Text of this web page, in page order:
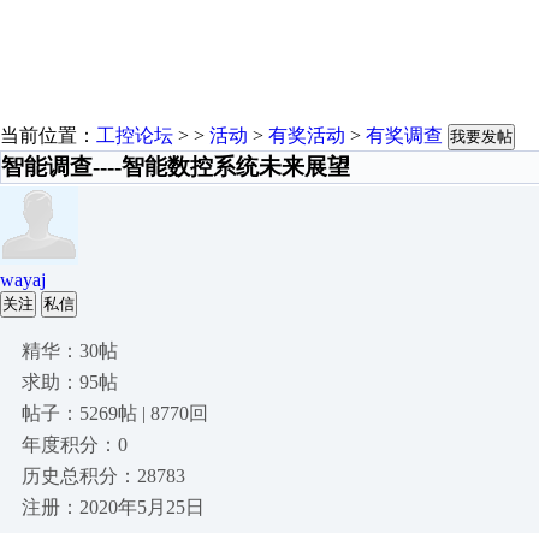
当前位置： 工控论坛 > > 活动 > 有奖活动 > 有奖调查 我要发帖
智能调查----智能数控系统未来展望
wayaj
关注 私信
精华：30帖
求助：95帖
帖子：5269帖 | 8770回
年度积分：0
历史总积分：28783
注册：2020年5月25日